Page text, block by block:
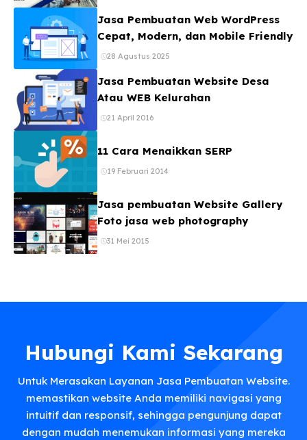
Jasa Pembuatan Web WordPress
Cepat, Modern, dan Mobile Friendly
28 Agustus 2025
Jasa Pembuatan Website Desa
Atau WEB Kelurahan
21 April 2016
11 Cara Menaikkan SERP
19 Februari 2014
Jasa pembuatan Website Gallery
Foto jasa web photography
31 Mei 2015
Hubungi Kami Sekarang
Untuk Merasakan Layanan Jasa Pembuatan Website.
memastikan website Anda memiliki navigasi yang
intuitif dan responsif, sehingga pengunjung dapat
dengan mudah menemukan informasi yang mereka